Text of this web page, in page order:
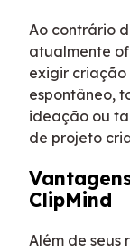
Ao contrário
atualmente
exigir criação
espontâneo,
ideação ou
de projeto
ClipMind
Além de seus